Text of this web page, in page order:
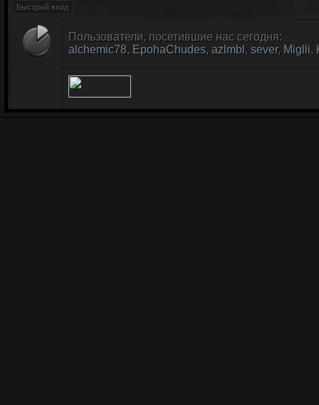
Пользователи, посетившие нас сегодня:
alchemic78, EpohaChudes, azlmbl , sever, Miglli,